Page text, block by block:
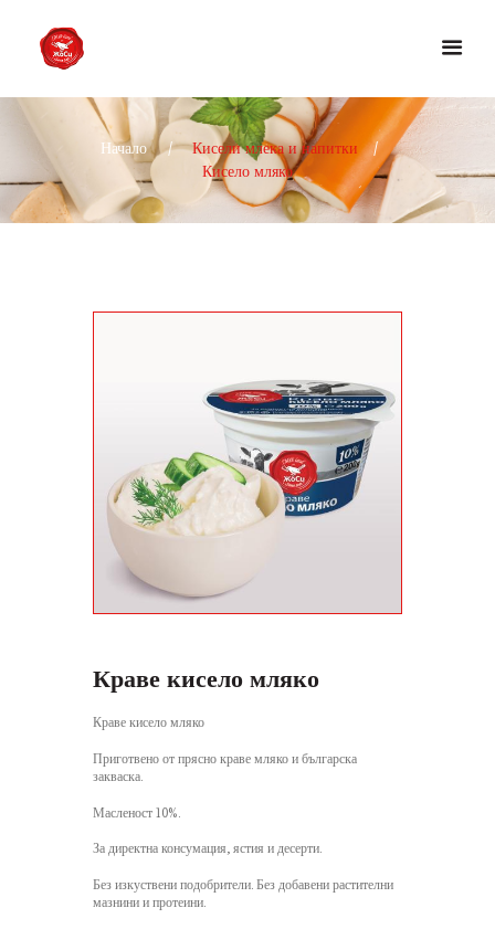
Начало
Кисели млека и напитки
Кисело мляко
Краве кисело мляко
Краве кисело мляко
Приготвено от прясно краве мляко и българска
закваска.
Масленост 10%.
За директна консумация, ястия и десерти.
Без изкуствени подобрители. Без добавени растителни
мазнини и протеини.